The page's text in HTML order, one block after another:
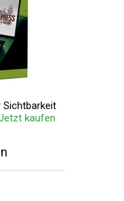
Sichtbarkeit
kaufen